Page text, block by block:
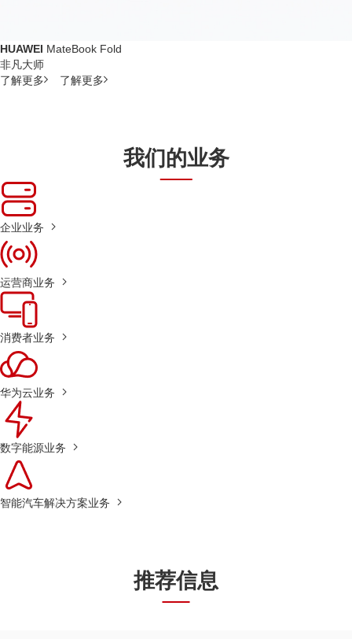
HUAWEI MateBook Fold
非凡大师
了解更多
了解更多
我们的业务
企业业务
运营商业务
消费者业务
华为云业务
数字能源业务
智能汽车解决方案业务
推荐信息